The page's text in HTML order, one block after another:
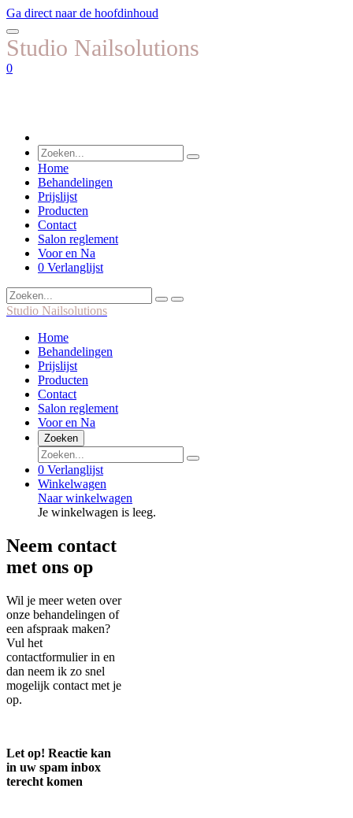
Ga direct naar de hoofdinhoud
Studio Nailsolutions
0
Home
Behandelingen
Prijslijst
Producten
Contact
Salon reglement
Voor en Na
0 Verlanglijst
Studio Nailsolutions
Home
Behandelingen
Prijslijst
Producten
Contact
Salon reglement
Voor en Na
Zoeken
0 Verlanglijst
Winkelwagen
Naar winkelwagen
Je winkelwagen is leeg.
Neem contact
met ons op
Wil je meer weten over
onze behandelingen of
een afspraak maken?
Vul het
contactformulier in en
dan neem ik zo snel
mogelijk contact met je
op.
Let op! Reactie kan
in uw spam inbox
terecht komen